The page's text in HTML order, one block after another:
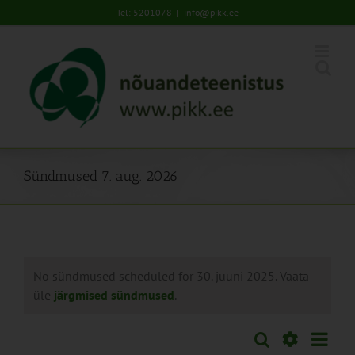
to
Tel: 5201078 | info@pikk.ee
Sündmused 7. aug. 2026
No sündmused scheduled for 30. juuni 2025. Vaata
üle järgmised sündmused
Sündmused
Otsi Päev